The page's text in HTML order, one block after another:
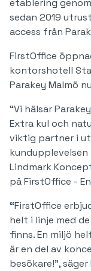
etablering
sedan 2019
access från
FirstOffice
kontorshotell
Parakey Malmö
“Vi hälsar
Extra kul och
viktig partner i
kundupplevelsen
Lindmark
på FirstOffice -
“FirstOffice
helt i linje med
finns. En miljö
är en del av
besökare!”,